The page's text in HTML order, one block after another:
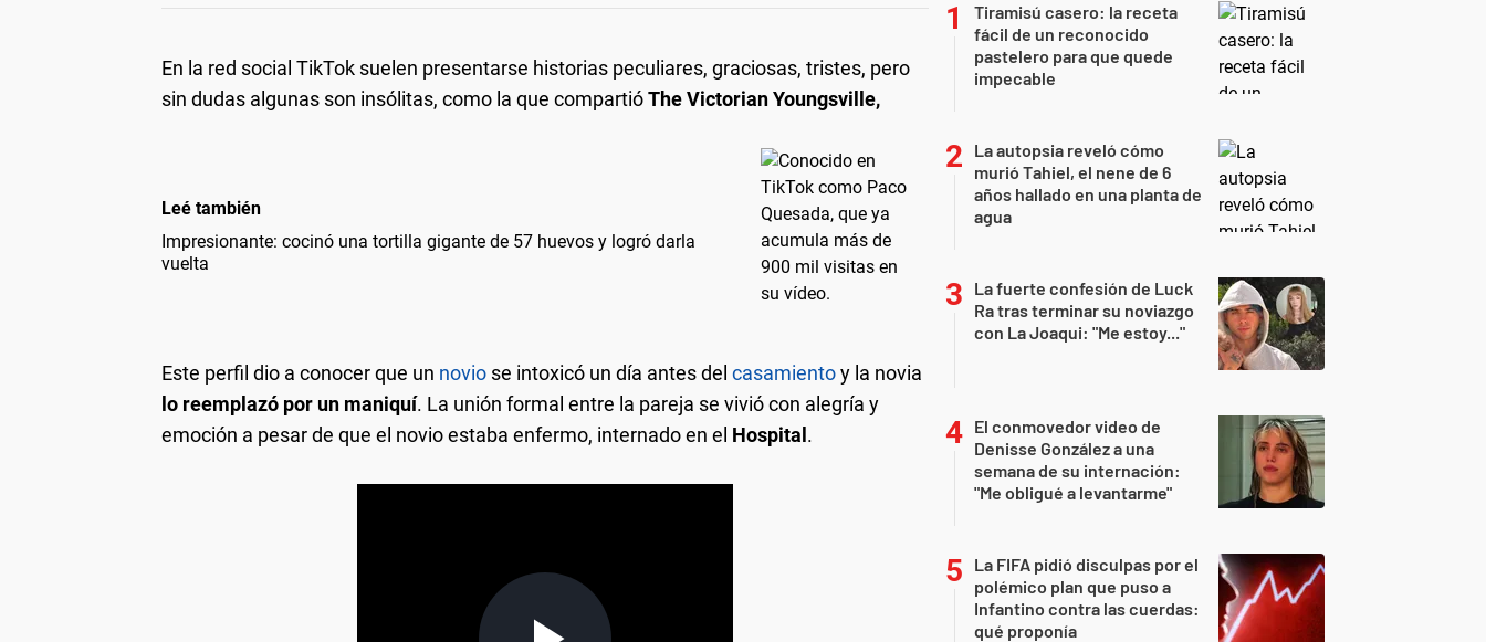
En la red social TikTok suelen presentarse historias peculiares, graciosas, tristes, pero
sin dudas algunas son insólitas, como la que compartióThe Victorian Youngsville,
Leé también
Impresionante: cocinó una tortilla gigante de 57 huevos y logró darla
vuelta
Este perfil dio a conocer que un novio se intoxicó un día antes del casamientoy la novia
lo reemplazó por un maniquí. La unión formal entre la pareja se vivió con alegría y
emoción a pesar de que el novio estaba enfermo, internado en el Hospital .
Tiramisú casero: la receta
fácil de un reconocido
pastelero para que quede
impecable
La autopsia reveló cómo
murió Tahiel, el nene de 6
años hallado en una planta de
agua
La fuerte confesión de Luck
Ra tras terminar su noviazgo
con La Joaqui: "Me estoy..."
El conmovedor video de
Denisse González a una
semana de su internación:
"Me obligué a levantarme"
La FIFA pidió disculpas por el
polémico plan que puso a
Infantino contra las cuerdas:
qué proponía